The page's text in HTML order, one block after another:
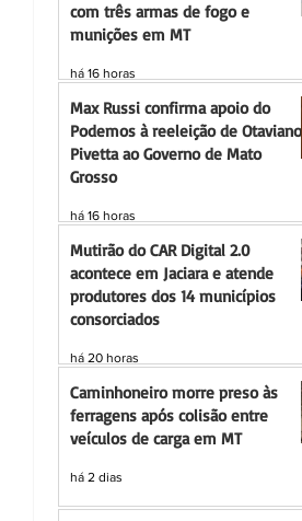
com três armas de fogo e
munições em MT
há 16 horas
Max Russi confirma apoio do
Podemos à reeleição de Otaviano
Pivetta ao Governo de Mato
Grosso
há 16 horas
Mutirão do CAR Digital 2.0
acontece em Jaciara e atende
produtores dos 14 municípios
consorciados
há 20 horas
Caminhoneiro morre preso às
ferragens após colisão entre
veículos de carga em MT
há 2 dias